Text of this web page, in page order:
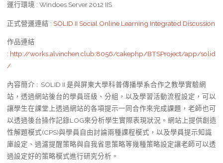
運行環境 : Windoes Server 2012 IIS
正式營運連結 : SOLID II Social Online Learning Integrated Discussion
作品連結
: http://works.alvinchen.club:8056/cakephp/BTSProject/app/solid
/
內容簡介 : SOLID II 是與屏東大學科普傳播學系合作之教學實驗網
站，透過網站後台的學員班級、分組，以及學習活動流程設定，可以
讓學生在課堂上透過網站的各項提示一同合作來完成課題，老師也可
以透過後台操作記錄LOG來分析學生實際表現狀況。網站上提供創造
性解題模式(CPS)與學員自由討論兩種課程模式，以及學員提示知識
庫設定、過濾提醒策略與自我省思策略等幾種策略設定讓老師可以透
過設定好的策略模式進行研究分析。